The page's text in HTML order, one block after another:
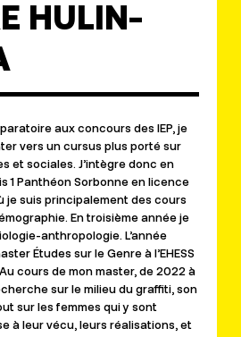
HULIN-
aux concours des IEP, je
vers un cursus plus porté sur
et sociales. J’intègre donc en
1 Panthéon Sorbonne en licence
je suis principalement des cours
En troisième année je
anthropologie. L’année
Études sur le Genre à l’EHESS
cours de mon master, de 2022 à
sur le milieu du graffiti, son
sur les femmes qui y sont
à leur vécu, leurs réalisations, et